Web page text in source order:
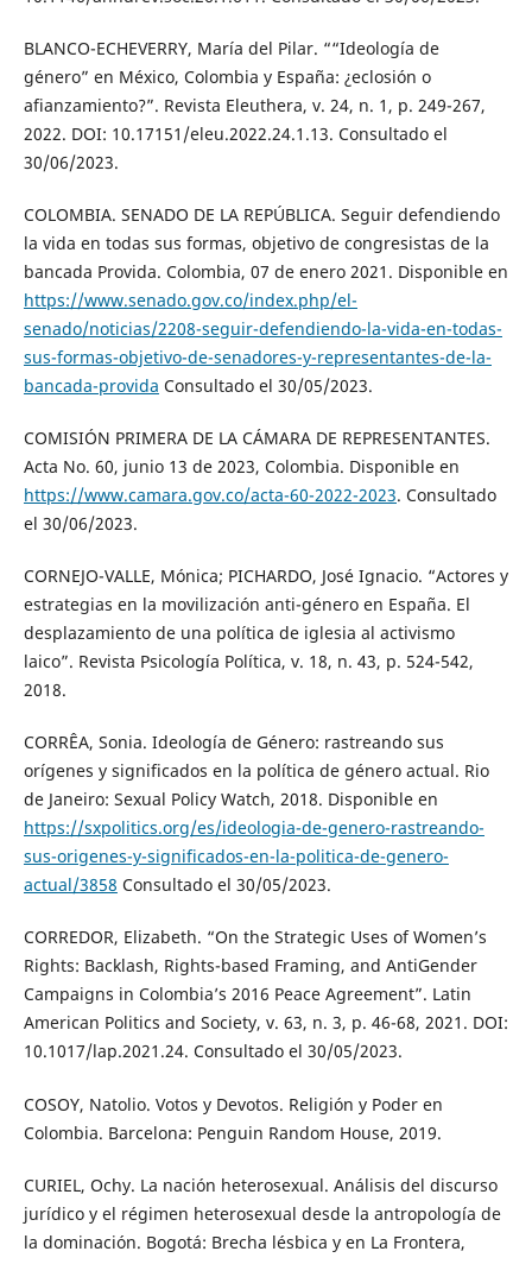
BLANCO-ECHEVERRY, María del Pilar. ““Ideología de
género” en México, Colombia y España: ¿eclosión o
afianzamiento?”. Revista Eleuthera, v. 24, n. 1, p. 249-267,
2022. DOI: 10.17151/eleu.2022.24.1.13. Consultado el
30/06/2023.
COLOMBIA. SENADO DE LA REPÚBLICA. Seguir defendiendo
la vida en todas sus formas, objetivo de congresistas de la
bancada Provida. Colombia, 07 de enero 2021. Disponible en
https://www.senado.gov.co/index.php/el-
senado/noticias/2208-seguir-defendiendo-la-vida-en-todas-
sus-formas-objetivo-de-senadores-y-representantes-de-la-
bancada-provida Consultado el 30/05/2023.
COMISIÓN PRIMERA DE LA CÁMARA DE REPRESENTANTES.
Acta No. 60, junio 13 de 2023, Colombia. Disponible en
https://www.camara.gov.co/acta-60-2022-2023. Consultado
el 30/06/2023.
CORNEJO-VALLE, Mónica; PICHARDO, José Ignacio. “Actores y
estrategias en la movilización anti-género en España. El
desplazamiento de una política de iglesia al activismo
laico”. Revista Psicología Política, v. 18, n. 43, p. 524-542,
2018.
CORRÊA, Sonia. Ideología de Género: rastreando sus
orígenes y significados en la política de género actual. Rio
de Janeiro: Sexual Policy Watch, 2018. Disponible en
https://sxpolitics.org/es/ideologia-de-genero-rastreando-
sus-origenes-y-significados-en-la-politica-de-genero-
actual/3858 Consultado el 30/05/2023.
CORREDOR, Elizabeth. “On the Strategic Uses of Women’s
Rights: Backlash, Rights-based Framing, and AntiGender
Campaigns in Colombia’s 2016 Peace Agreement”. Latin
American Politics and Society, v. 63, n. 3, p. 46-68, 2021. DOI:
10.1017/lap.2021.24. Consultado el 30/05/2023.
COSOY, Natolio. Votos y Devotos. Religión y Poder en
Colombia. Barcelona: Penguin Random House, 2019.
CURIEL, Ochy. La nación heterosexual. Análisis del discurso
jurídico y el régimen heterosexual desde la antropología de
la dominación. Bogotá: Brecha lésbica y en La Frontera,